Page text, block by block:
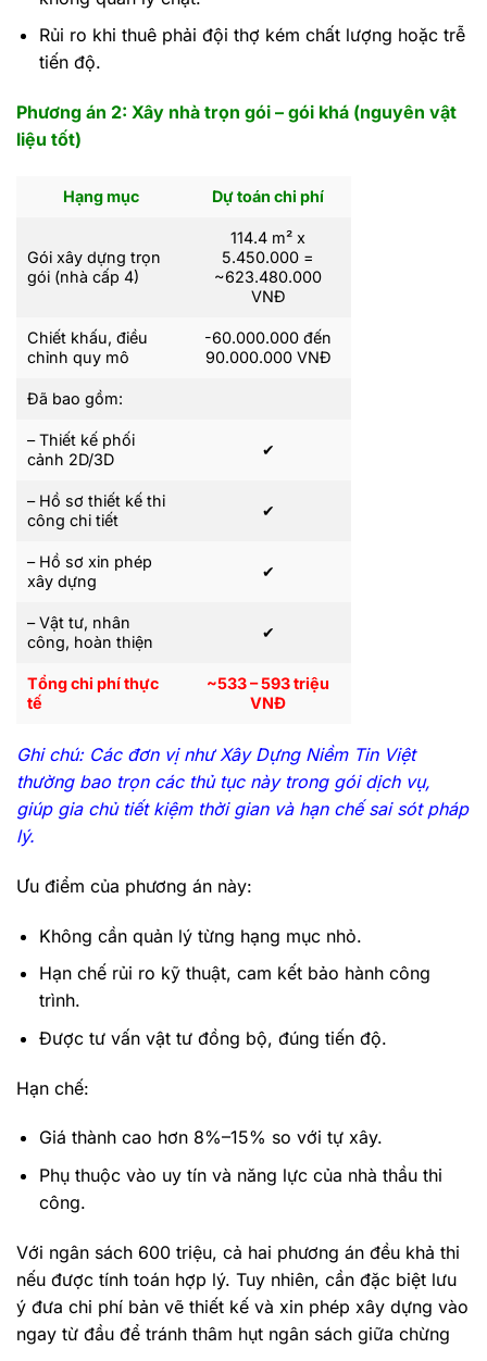
Rủi ro khi thuê phải đội thợ kém chất lượng hoặc trễ
tiến độ.
Phương án 2: Xây nhà trọn gói – gói khá (nguyên vật
liệu tốt)
Hạng mục Dự toán chi phí
Gói xây dựng trọn
gói (nhà cấp 4)
114.4 m² x
5.450.000 =
~623.480.000
VNĐ
Chiết khấu, điều
chỉnh quy mô
-60.000.000 đến
90.000.000 VNĐ
Đã bao gồm:
– Thiết kế phối
cảnh 2D/3D
✔
– Hồ sơ thiết kế thi
công chi tiết
✔
– Hồ sơ xin phép
xây dựng
✔
– Vật tư, nhân
công, hoàn thiện
✔
Tổng chi phí thực
tế
~533 – 593 triệu
VNĐ
Ghi chú: Các đơn vị như Xây Dựng Niềm Tin Việt
thường bao trọn các thủ tục này trong gói dịch vụ,
giúp gia chủ tiết kiệm thời gian và hạn chế sai sót pháp
lý.
Ưu điểm của phương án này:
Không cần quản lý từng hạng mục nhỏ.
Hạn chế rủi ro kỹ thuật, cam kết bảo hành công
trình.
Được tư vấn vật tư đồng bộ, đúng tiến độ.
Hạn chế:
Giá thành cao hơn 8%–15% so với tự xây.
Phụ thuộc vào uy tín và năng lực của nhà thầu thi
công.
Với ngân sách 600 triệu, cả hai phương án đều khả thi
nếu được tính toán hợp lý. Tuy nhiên, cần đặc biệt lưu
ý đưa chi phí bản vẽ thiết kế và xin phép xây dựng vào
ngay từ đầu để tránh thâm hụt ngân sách giữa chừng